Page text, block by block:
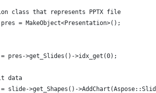
class that represents PPTX file
= MakeObject<Presentation>();
pres->get_Slides()->idx_get(0);
data
slide->get_Shapes()-